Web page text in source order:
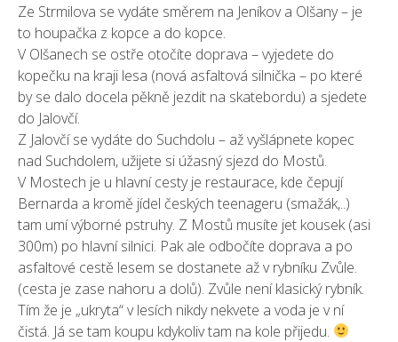
Ze Strmilova se vydáte směrem na Jeníkov a Olšany – je
to houpačka z kopce a do kopce.
V Olšanech se ostře otočíte doprava – vyjedete do
kopečku na kraji lesa (nová asfaltová silnička – po které
by se dalo docela pěkně jezdit na skatebordu) a sjedete
do Jalovčí.
Z Jalovčí se vydáte do Suchdolu – až vyšlápnete kopec
nad Suchdolem, užijete si úžasný sjezd do Mostů.
V Mostech je u hlavní cesty je restaurace, kde čepují
Bernarda a kromě jídel českých teenageru (smažák,..)
tam umí výborné pstruhy. Z Mostů musíte jet kousek (asi
300m) po hlavní silnici. Pak ale odbočíte doprava a po
asfaltové cestě lesem se dostanete až v rybníku Zvůle.
(cesta je zase nahoru a dolů). Zvůle není klasický rybník.
Tím že je „ukryta“ v lesích nikdy nekvete a voda je v ní
čistá. Já se tam koupu kdykoliv tam na kole přijedu.